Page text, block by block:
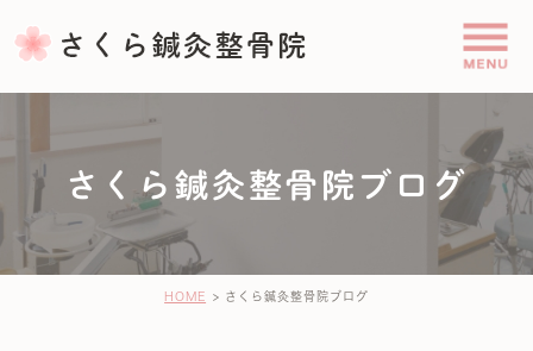
さくら鍼灸整骨院ブログ
HOME さくら鍼灸整骨院ブログ